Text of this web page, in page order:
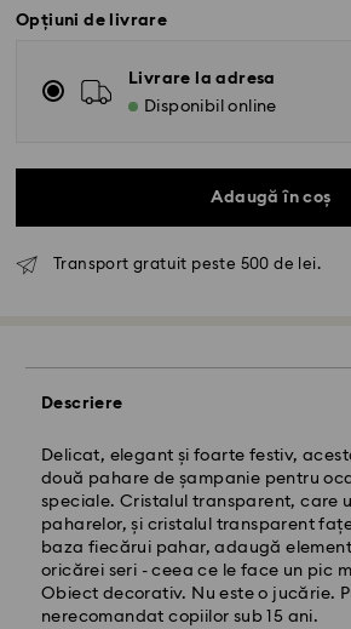
Opțiuni de livrare
Livrare la adresa
Disponibil online
Adaugă în coș
Transport gratuit peste 500 de lei.
Descriere
Delicat, elegant și foarte festiv,
două pahare de șampanie pentru
speciale. Cristalul transparent, care
paharelor, și cristalul transparent
baza fiecărui pahar, adaugă
oricărei seri - ceea ce le face un pic
Obiect decorativ. Nu este o jucărie.
nerecomandat copiilor sub 15 ani.
Livrare standard - GLS
Termen de livrare standard: 4 zile
Costul de expediere standard: RON
Livrare standard gratuită peste:
Livrare expres - FedEx
Comenzile plasate de luni până